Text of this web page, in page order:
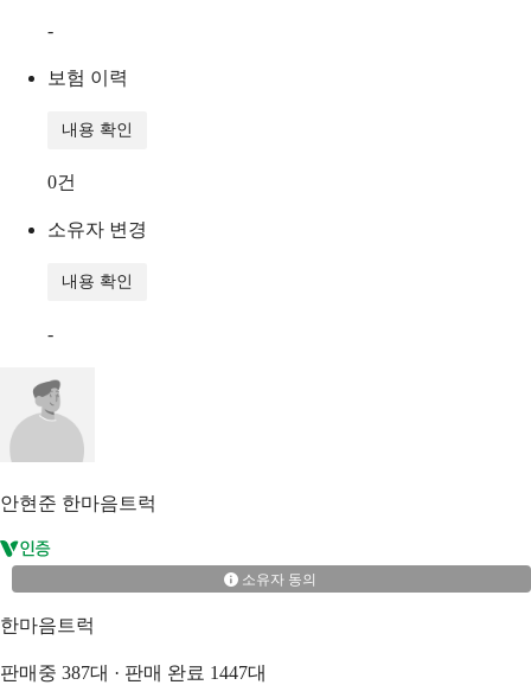
-
보험 이력
내용 확인
0건
소유자 변경
내용 확인
-
안현준 한마음트럭
소유자 동의
한마음트럭
판매중 387대 · 판매 완료 1447대